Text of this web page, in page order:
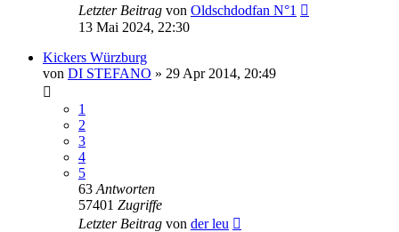
Letzter Beitrag von Oldschdodfan N°1
13 Mai 2024, 22:30
Kickers Würzburg
von DI STEFANO » 29 Apr 2014, 20:49
1
2
3
4
5
63 Antworten
57401 Zugriffe
Letzter Beitrag von der leu